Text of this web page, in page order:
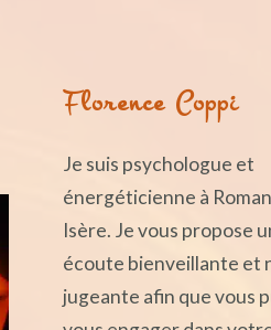
Florence Coppi
Je suis psychologue et
énergéticienne à
Isère. Je vous propose
écoute bienveillante et
jugeante afin que vous